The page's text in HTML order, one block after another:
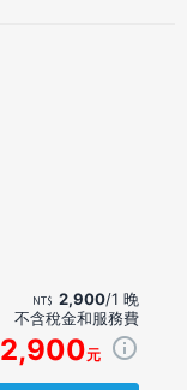
2,900/1 晚
不含稅金和服務費
2,900元